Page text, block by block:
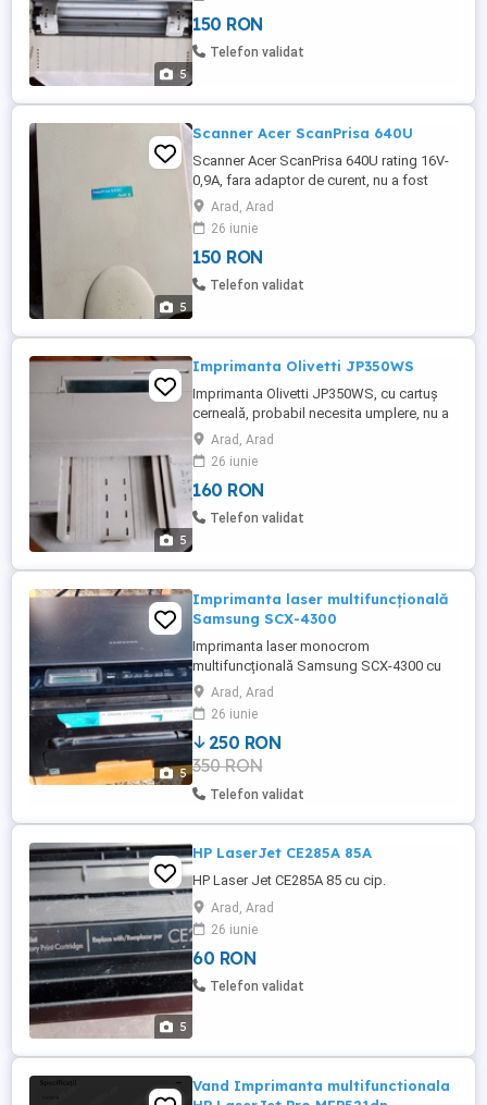
5
150 RON
Telefon validat
5
Scanner Acer ScanPrisa 640U
Scanner Acer ScanPrisa 640U rating 16V-
0,9A, fara adaptor de curent, nu a fost
testat.Arad, Arad
26 iunie
150 RON
Telefon validat
5
Imprimanta Olivetti JP350WS
Imprimanta Olivetti JP350WS, cu cartuș
cerneală, probabil necesita umplere, nu a
fost testata
Arad, Arad
26 iunie
160 RON
Telefon validat
5
Imprimanta laser multifuncțională
Samsung SCX-4300
Imprimanta laser monocrom
multifuncțională Samsung SCX-4300 cu
cartuș toner, hârtia rămâne blocată.
Arad, Arad
26 iunie
250 RON
350 RON
Telefon validat
5
HP LaserJet CE285A 85A
HP Laser Jet CE285A 85 cu cip.
Arad, Arad
26 iunie
60 RON
Telefon validat
Vand Imprimanta multifunctionala